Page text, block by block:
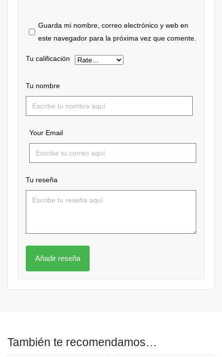
Tu nombre
Your Email
Guarda mi nombre, correo electrónico y web en
este navegador para la próxima vez que comente.
Tu calificación
Tu reseña
También te recomendamos…